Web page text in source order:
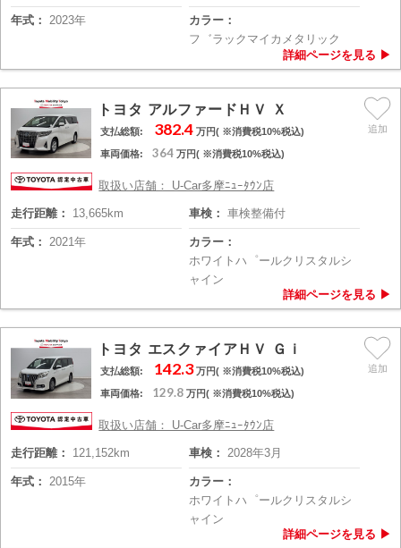
年式： 2023年
カラー：
フ゛ラックマイカメタリック
トヨタ アルファードＨＶ Ｘ
支払総額: 382.4万円( ※消費税10%税込)
車両価格: 364 万円( ※消費税10%税込)
取扱い店舗： U-Car多摩ﾆｭｰﾀｳﾝ店
走行距離： 13,665km 車検： 車検整備付
年式： 2021年
カラー：
ホワイトハ゜ールクリスタルシ
ャイン
トヨタ エスクァイアＨＶ Ｇｉ
支払総額: 142.3万円( ※消費税10%税込)
車両価格: 129.8 万円( ※消費税10%税込)
取扱い店舗： U-Car多摩ﾆｭｰﾀｳﾝ店
走行距離： 121,152km 車検： 2028年3月
年式： 2015年
カラー：
ホワイトハ゜ールクリスタルシ
ャイン